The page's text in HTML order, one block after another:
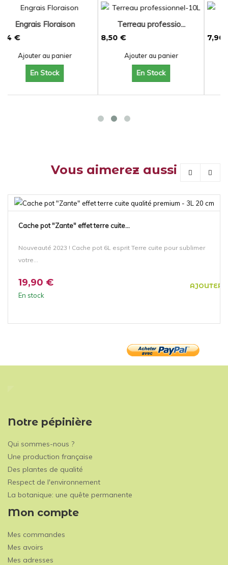
Terreau professio...
8,50 €
Ajouter au panier
En Stock
Scaevola aemula
7,90 €
Ajouter au panier
En Stock
Vous aimerez aussi
Cache pot "Zante" effet terre cuite...
Nouveauté 2023 ! Cache pot 6L esprit Terre cuite pour sublimer
votre...
19,90 € AJOUTER
En stock
Notre pépinière
Qui sommes-nous ?
Une production française
Des plantes de qualité
Respect de l'environnement
La botanique: une quête permanente
Mon compte
Mes commandes
Mes avoirs
Mes adresses